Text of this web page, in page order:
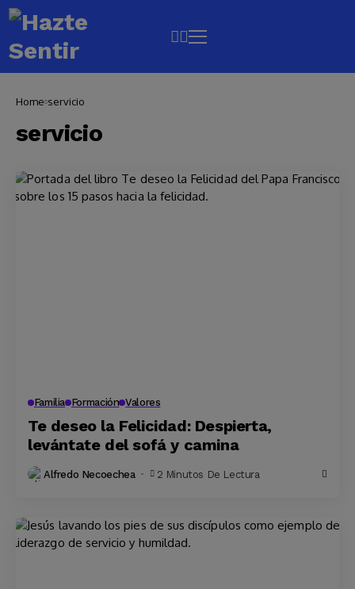
Home servicio
servicio
Familia Formación Valores
Te deseo la Felicidad: Despierta,
levántate del sofá y camina
Alfredo Necoechea 2 Minutos De Lectura